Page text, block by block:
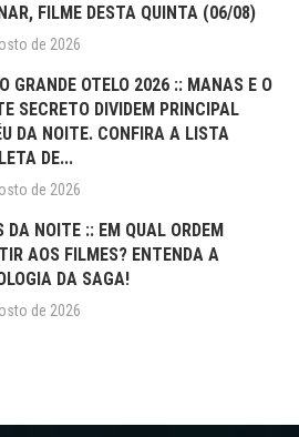
FILME DESTA QUINTA (06/08)
de 2026
GRANDE OTELO 2026 :: MANAS E O
SECRETO DIVIDEM PRINCIPAL
DA NOITE. CONFIRA A LISTA
DE...
de 2026
DA NOITE :: EM QUAL ORDEM
AOS FILMES? ENTENDA A
DA SAGA!
de 2026